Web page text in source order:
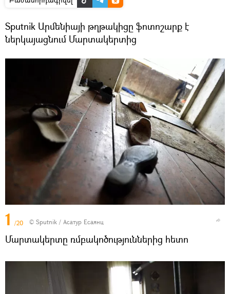
Sputnik Արմենիայի թղթակիցը ֆոտոշարք է
ներկայացնում Մարտակերտից
1 /20 © Sputnik / Асатур Есаянц
Մարտակերտը ռմբակոծություններից հետո